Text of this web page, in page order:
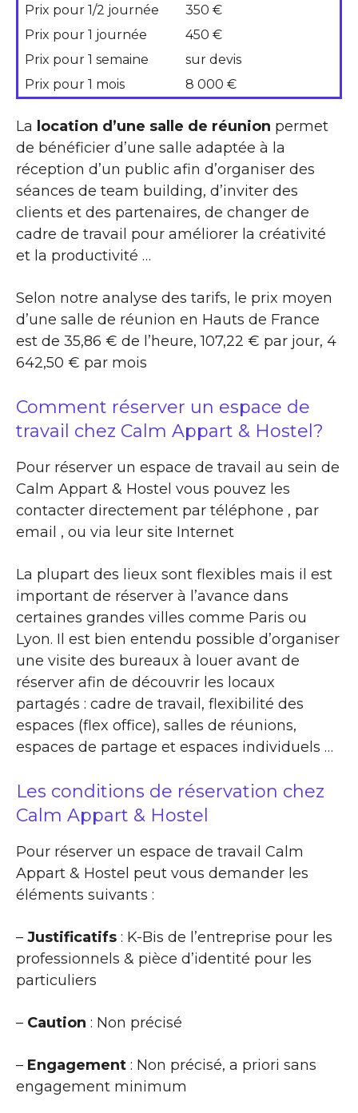
Prix pour 1/2 journée
350 €
Prix pour 1 journée
450 €
Prix pour 1 semaine
sur devis
Prix pour 1 mois
8 000 €
La location d’une salle de réunion permet
de bénéficier d’une salle adaptée à la
réception d’un public afin d’organiser des
séances de team building, d’inviter des
clients et des partenaires, de changer de
cadre de travail pour améliorer la créativité
et la productivité …
Selon notre analyse des tarifs, le prix moyen
d’une salle de réunion en Hauts de France
est de 35,86 € de l’heure, 107,22 € par jour, 4
642,50 € par mois
Comment réserver un espace de
travail chez Calm Appart & Hostel?
Pour réserver un espace de travail au sein de
Calm Appart & Hostel vous pouvez les
contacter directement par téléphone , par
email , ou via leur site Internet
La plupart des lieux sont flexibles mais il est
important de réserver à l’avance dans
certaines grandes villes comme Paris ou
Lyon. Il est bien entendu possible d’organiser
une visite des bureaux à louer avant de
réserver afin de découvrir les locaux
partagés : cadre de travail, flexibilité des
espaces (flex office), salles de réunions,
espaces de partage et espaces individuels …
Les conditions de réservation chez
Calm Appart & Hostel
Pour réserver un espace de travail Calm
Appart & Hostel peut vous demander les
éléments suivants :
– Justificatifs : K-Bis de l’entreprise pour les
professionnels & pièce d’identité pour les
particuliers
– Caution : Non précisé
– Engagement : Non précisé, a priori sans
engagement minimum